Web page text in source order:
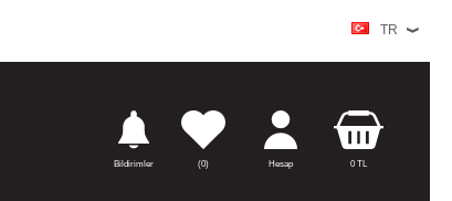
TR
Bildirimler (0) Hesap 0TL